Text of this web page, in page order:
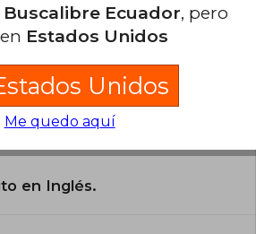
nuestro
escrito el
en Inglés.
Buscalibre Ecuador, pero
Estados Unidos
Unidos
Me quedo aquí